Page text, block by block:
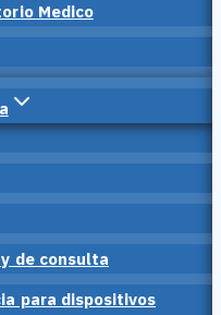
Medico
de consulta
para dispositivos